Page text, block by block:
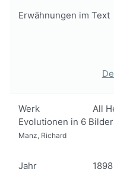
Erwähnungen im Text
Werk
All
Evolutionen in 6
Manz, Richard
Jahr 1898